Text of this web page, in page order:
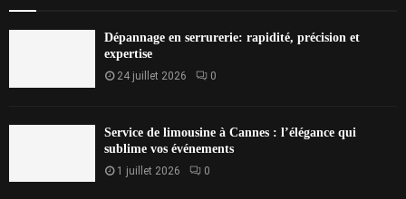
Dépannage en serrurerie: rapidité, précision et
expertise
24 juillet 2026 0
Service de limousine à Cannes : l’élégance qui
sublime vos événements
1 juillet 2026 0